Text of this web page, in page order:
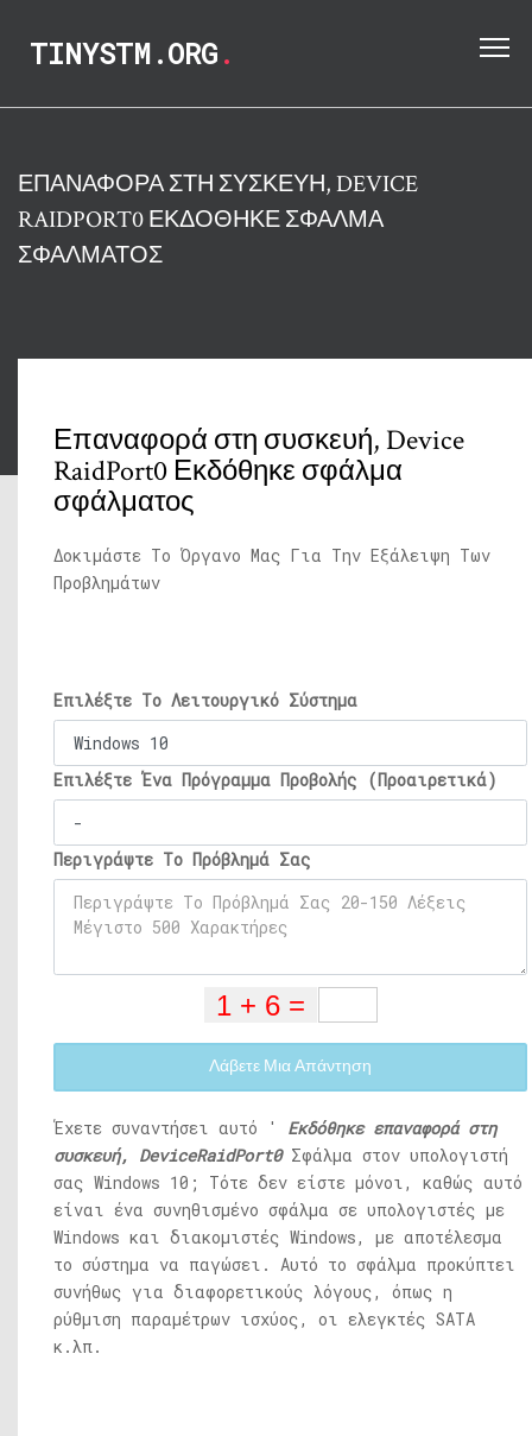
TINYSTM.ORG.
ΕΠΑΝΑΦΟΡΆ ΣΤΗ ΣΥΣΚΕΥΉ, DEVICE
RAIDPORT0 ΕΚΔΌΘΗΚΕ ΣΦΆΛΜΑ
ΣΦΆΛΜΑΤΟΣ
Επαναφορά στη συσκευή, Device
RaidPort0 Εκδόθηκε σφάλμα
σφάλματος
Δοκιμάστε Το Όργανο Μας Για Την Εξάλειψη Των
Προβλημάτων
Επιλέξτε Το Λειτουργικό Σύστημα
Επιλέξτε Ένα Πρόγραμμα Προβολής (Προαιρετικά)
Περιγράψτε Το Πρόβλημά Σας
Λάβετε Μια Απάντηση
Έχετε συναντήσει αυτό ' Εκδόθηκε επαναφορά στη
συσκευή, DeviceRaidPort0 Σφάλμα στον υπολογιστή
σας Windows 10; Τότε δεν είστε μόνοι, καθώς αυτό
είναι ένα συνηθισμένο σφάλμα σε υπολογιστές με
Windows και διακομιστές Windows, με αποτέλεσμα
το σύστημα να παγώσει. Αυτό το σφάλμα προκύπτει
συνήθως για διαφορετικούς λόγους, όπως η
ρύθμιση παραμέτρων ισχύος, οι ελεγκτές SATA
κ.λπ.